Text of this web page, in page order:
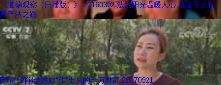
《道德观察（日播版）》 20160302 法治阳光温暖人心 邢建平的创
新普法之路
[致富经]嘚瑟媳妇“作”出来的千万财富 20170921